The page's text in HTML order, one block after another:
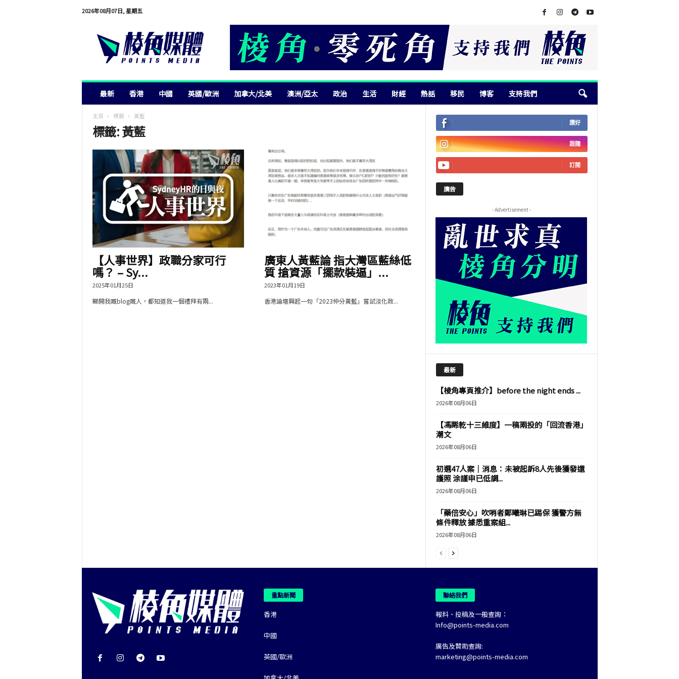
2026年08月07日, 星期五
最新 香港 中國 英國/歐洲 加拿大/北美 澳洲/亞太 政治 生活 財經 熱話 移民 博客 支持我們
主頁 標籤 黃藍
標籤: 黃藍
【人事世界】政職分家可行
嗎？ – Sy...
2025年01月25日
睇開我嘅blog嘅人，都知道我一個禮拜有兩...
廣東人黃藍論 指大灣區藍絲低
質 搶資源「擺款裝逼」...
2023年01月19日
香港論壇興起一句「2023仲分黃藍」嘗試淡化政...
讚好
跟隨
訂閱
廣告
- Advertisement -
最新
【棱角專頁推介】before the night ends ...
2026年08月06日
【馮睎乾十三維度】一稿兩投的「回流香港」
潮文
2026年08月06日
初選47人案｜消息：未被起訴8人先後獲發還
護照 涂謹申已低調...
2026年08月06日
「藥倍安心」吹哨者鄭曦琳已踢保 獲警方無
條件釋放 據悉重案組...
2026年08月06日
重點新聞
香港
中國
英國/歐洲
聯絡我們
報料、投稿及一般查詢：
Info@points-media.com
廣告及贊助查詢:
marketing@points-media.com